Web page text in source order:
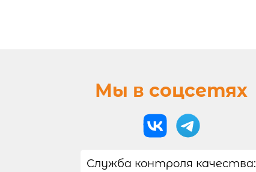
Мы в соцсетях
Служба контроля качества: